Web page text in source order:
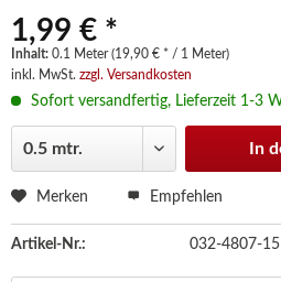
1,99 € *
Inhalt: 0.1 Meter (19,90 € * / 1 Meter)
inkl. MwSt. zzgl. Versandkosten
Sofort versandfertig, Lieferzeit 1-3
In
Merken Empfehlen
Artikel-Nr.: 032-4807-